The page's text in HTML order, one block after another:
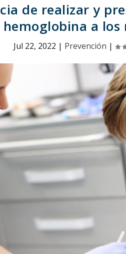
de realizar y
hemoglobina a los
Jul 22, 2022 | Prevención |